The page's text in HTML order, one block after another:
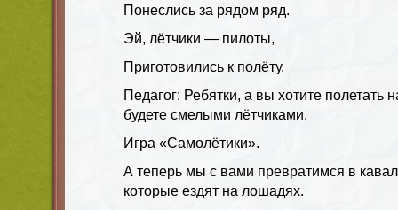
Понеслись за рядом ряд.
Эй, лётчики — пилоты,
Приготовились к полёту.
Педагог: Ребятки, а вы хотите полетать
будете смелыми лётчиками.
Игра «Самолётики».
А теперь мы с вами превратимся в
которые ездят на лошадях.